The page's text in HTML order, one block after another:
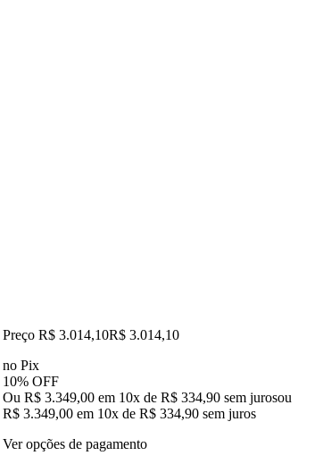
Preço R$ 3.014,10R$ 3.014,10
no Pix
10% OFF
Ou R$ 3.349,00 em 10x de R$ 334,90 sem jurosou
R$ 3.349,00 em 10x de R$ 334,90 sem juros
Ver opções de pagamento